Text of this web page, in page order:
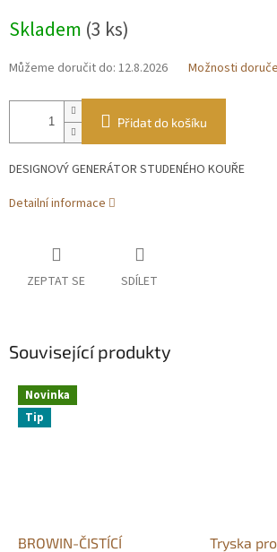
cena:
Skladem (3 ks)
Můžeme doručit do: 12.8.2026 Možnosti
Přidat do košíku
DESIGNOVÝ GENERÁTOR STUDENÉHO KOUŘE
Detailní informace
ZEPTAT SE SDÍLET
Související produkty
Novinka
Tip
BROWIN-ČISTÍCÍ
Tryska